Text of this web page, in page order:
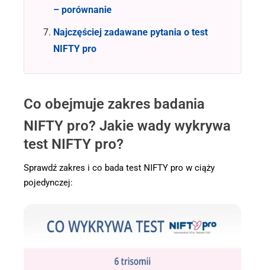
– porównanie
Najczęściej zadawane pytania o test
NIFTY pro
Co obejmuje zakres badania
NIFTY pro? Jakie wady wykrywa
test NIFTY pro?
Sprawdź zakres i co bada test NIFTY pro w ciąży
pojedynczej: